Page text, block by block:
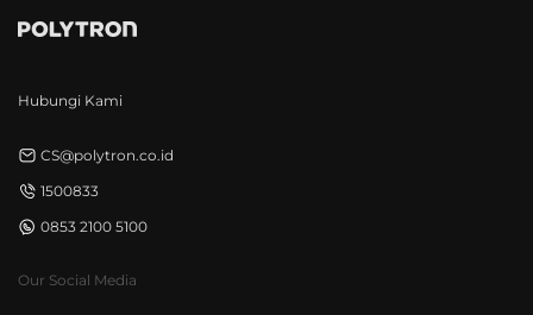
Hubungi Kami
CS@polytron.co.id
1500833
0853 2100 5100
Our Social Media